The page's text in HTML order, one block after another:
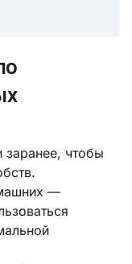
заранее, чтобы
—